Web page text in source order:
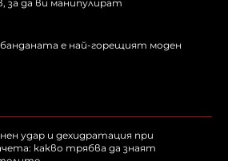
за да ви манипулират
е най-горещият моден
удар и дехидратация при
какво трябва да знаят